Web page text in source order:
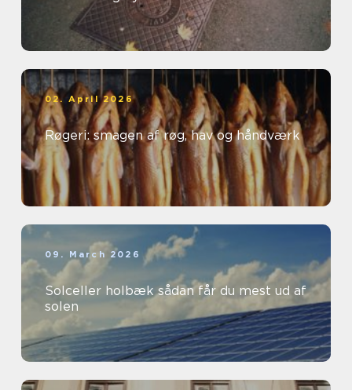
02. April 2026
Røgeri: smagen af røg, hav og håndværk
09. March 2026
Solceller holbæk sådan får du mest ud af
solen